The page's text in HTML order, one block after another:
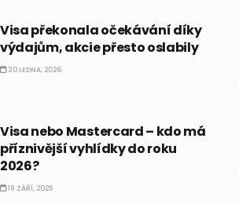
Visa překonala očekávání díky
výdajům, akcie přesto oslabily
30 LEDNA, 2026
Visa nebo Mastercard – kdo má
příznivější vyhlídky do roku
2026?
19 ZÁŘÍ, 2025